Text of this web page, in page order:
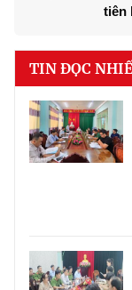
tiên
TIN ĐỌC